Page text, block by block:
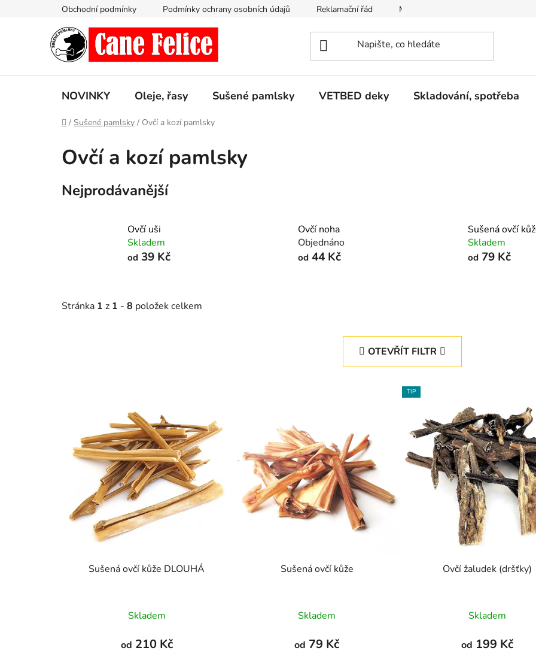
Obchodní podmínky Podmínky ochrany osobních údajů Reklamační řád Moje objednávka
NOVINKY Oleje, řasy Sušené pamlsky VETBED deky Skladování, spotřeba
Domů
/ Sušené pamlsky / Ovčí a kozí pamlsky
Ovčí a kozí pamlsky
Nejprodávanější
Ovčí uši
Skladem
od 39 Kč
Ovčí noha
Objednáno
od44 Kč
Sušená ovčí
Skladem
od 79 Kč
Stránka 1 z 1 - 8 položek celkem
OTEVŘÍT FILTR
d
Sušená ovčí kůže DLOUHÁ
hodnocení
produktu
Skladem
od 210 Kč
Sušená ovčí kůže
hodnocení
produktu
Skladem
od 79 Kč
TIP
Ovčí žaludek (dršťky)
hodnocení
produktu
Skladem
od 199 Kč